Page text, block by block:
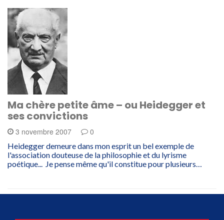
Ma chère petite âme – ou Heidegger et
ses convictions
3 novembre 2007 0
Heidegger demeure dans mon esprit un bel exemple de
l'association douteuse de la philosophie et du lyrisme
poétique... Je pense même qu'il constitue pour plusieurs…